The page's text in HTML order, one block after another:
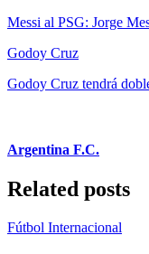
Messi al PSG: Jorge
Godoy Cruz
Godoy Cruz tendrá
Argentina F.C.
Related posts
Fútbol Internacional